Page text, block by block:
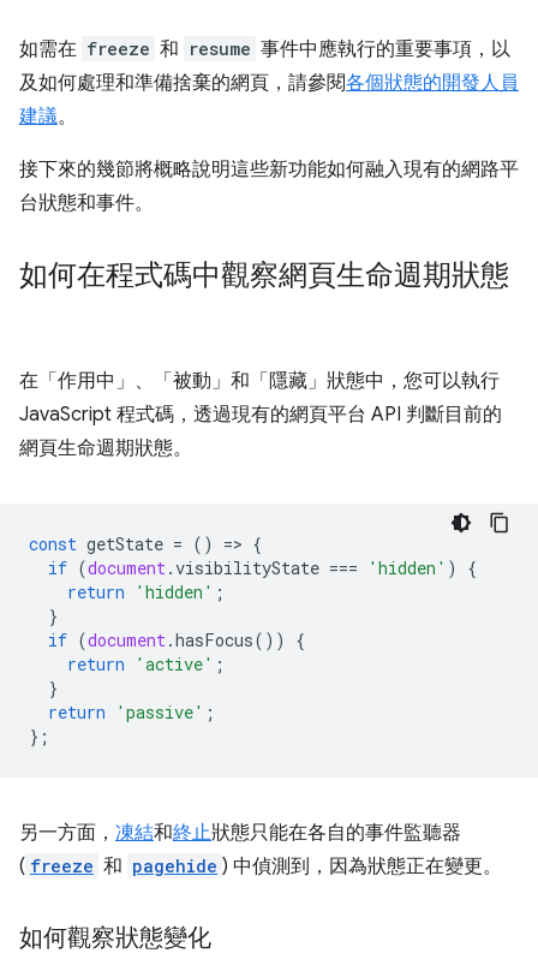
如需在 freeze 和 resume 事件中應執行的重要事項，以
及如何處理和準備捨棄的網頁，請參閱各個狀態的開發人員
建議。
接下來的幾節將概略說明這些新功能如何融入現有的網路平
台狀態和事件。
如何在程式碼中觀察網頁生命週期狀態
在「作用中」 、「被動」 和「隱藏」 狀態中，您可以執行
JavaScript 程式碼，透過現有的網頁平台 API 判斷目前的
網頁生命週期狀態。
const getState = () => {
if (document .visibilityState === 'hidden' )
{
return
'hidden' ;
}
if (document .hasFocus())
{
return
'active' ;
}
return
'passive' ;
};
另一方面， 凍結和終止狀態只能在各自的事件監聽器
( freeze 和 pagehide ) 中偵測到，因為狀態正在變更。
如何觀察狀態變化